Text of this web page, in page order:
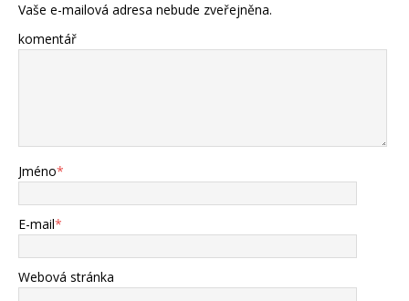
Vaše e-mailová adresa nebude zveřejněna.
komentář
Jméno*
E-mail*
Webová stránka